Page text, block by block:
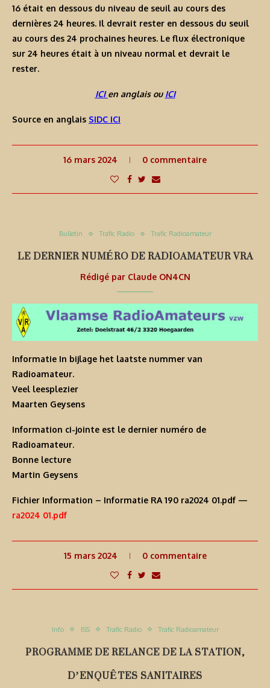
16 était en dessous du niveau de seuil au cours des
dernières 24 heures. Il devrait rester en dessous du seuil
au cours des 24 prochaines heures. Le flux électronique
sur 24 heures était à un niveau normal et devrait le
rester.
ICIen anglais ou ICI
Source en anglais SIDC ICI
16 mars 2024 0 commentaire
Bulletin Trafic Radio Trafic Radioamateur
LE DERNIER NUMÉRO DE RADIOAMATEUR VRA
Rédigé par Claude ON4CN
Informatie In bijlage het laatste nummer van
Radioamateur.
Veel leesplezier
Maarten Geysens
Information ci-jointe est le dernier numéro de
Radioamateur.
Bonne lecture
Martin Geysens
Fichier Information – Informatie RA 190 ra2024 01.pdf —
ra2024 01.pdf
15 mars 2024 0 commentaire
Info ISS Trafic Radio Trafic Radioamateur
PROGRAMME DE RELANCE DE LA STATION,
D’ENQUÊTES SANITAIRES